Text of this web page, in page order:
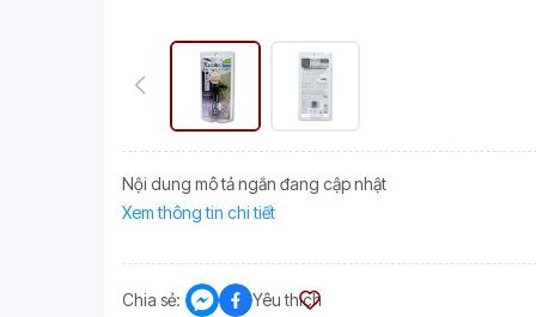
Nội dung mô tả ngắn đang cập nhật
Xem thông tin chi tiết
Chia sẻ: Yêu thích